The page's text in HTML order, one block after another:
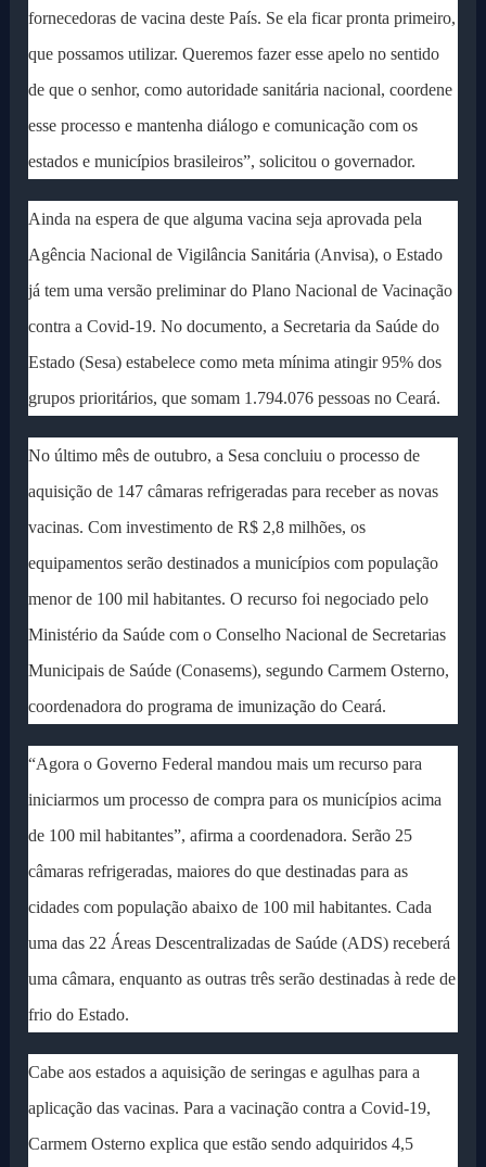
fornecedoras de vacina deste País. Se ela ficar pronta primeiro,
que possamos utilizar. Queremos fazer esse apelo no sentido
de que o senhor, como autoridade sanitária nacional, coordene
esse processo e mantenha diálogo e comunicação com os
estados e municípios brasileiros”, solicitou o governador.
Ainda na espera de que alguma vacina seja aprovada pela
Agência Nacional de Vigilância Sanitária (Anvisa), o Estado
já tem uma versão preliminar do Plano Nacional de Vacinação
contra a Covid-19. No documento, a Secretaria da Saúde do
Estado (Sesa) estabelece como meta mínima atingir 95% dos
grupos prioritários, que somam 1.794.076 pessoas no Ceará.
No último mês de outubro, a Sesa concluiu o processo de
aquisição de 147 câmaras refrigeradas para receber as novas
vacinas. Com investimento de R$ 2,8 milhões, os
equipamentos serão destinados a municípios com população
menor de 100 mil habitantes. O recurso foi negociado pelo
Ministério da Saúde com o Conselho Nacional de Secretarias
Municipais de Saúde (Conasems), segundo Carmem Osterno,
coordenadora do programa de imunização do Ceará.
“Agora o Governo Federal mandou mais um recurso para
iniciarmos um processo de compra para os municípios acima
de 100 mil habitantes”, afirma a coordenadora. Serão 25
câmaras refrigeradas, maiores do que destinadas para as
cidades com população abaixo de 100 mil habitantes. Cada
uma das 22 Áreas Descentralizadas de Saúde (ADS) receberá
uma câmara, enquanto as outras três serão destinadas à rede de
frio do Estado.
Cabe aos estados a aquisição de seringas e agulhas para a
aplicação das vacinas. Para a vacinação contra a Covid-19,
Carmem Osterno explica que estão sendo adquiridos 4,5